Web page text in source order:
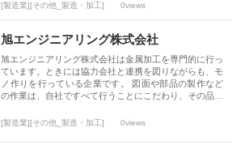
[製造業][その他_製造・加工] 0views
旭エンジニアリング株式会社
旭エンジニアリング株式会社は金属加工を専門的に行っ
ています。ときには協力会社と連携を図りながらも、モ
ノ作りを行っている企業です。 図面や部品の製作など
の作業は、自社ですべて行うことにこだわり、その品…
[製造業][その他_製造・加工] 0views